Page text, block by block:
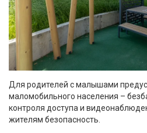
Для родителей с малышами
маломобильного населения –
контроля доступа и
жителям безопасность.